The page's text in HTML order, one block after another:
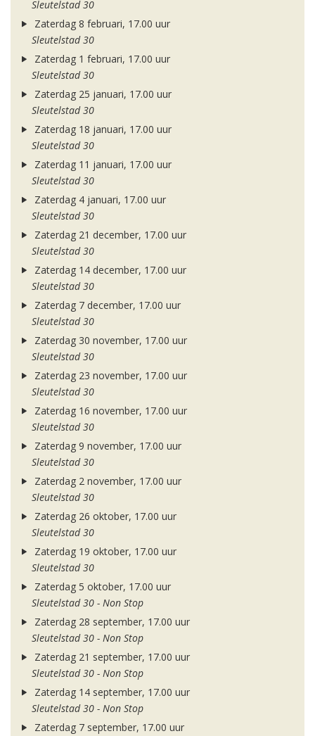
Sleutelstad 30
Zaterdag 8 februari, 17.00 uur
Sleutelstad 30
Zaterdag 1 februari, 17.00 uur
Sleutelstad 30
Zaterdag 25 januari, 17.00 uur
Sleutelstad 30
Zaterdag 18 januari, 17.00 uur
Sleutelstad 30
Zaterdag 11 januari, 17.00 uur
Sleutelstad 30
Zaterdag 4 januari, 17.00 uur
Sleutelstad 30
Zaterdag 21 december, 17.00 uur
Sleutelstad 30
Zaterdag 14 december, 17.00 uur
Sleutelstad 30
Zaterdag 7 december, 17.00 uur
Sleutelstad 30
Zaterdag 30 november, 17.00 uur
Sleutelstad 30
Zaterdag 23 november, 17.00 uur
Sleutelstad 30
Zaterdag 16 november, 17.00 uur
Sleutelstad 30
Zaterdag 9 november, 17.00 uur
Sleutelstad 30
Zaterdag 2 november, 17.00 uur
Sleutelstad 30
Zaterdag 26 oktober, 17.00 uur
Sleutelstad 30
Zaterdag 19 oktober, 17.00 uur
Sleutelstad 30
Zaterdag 5 oktober, 17.00 uur
Sleutelstad 30 - Non Stop
Zaterdag 28 september, 17.00 uur
Sleutelstad 30 - Non Stop
Zaterdag 21 september, 17.00 uur
Sleutelstad 30 - Non Stop
Zaterdag 14 september, 17.00 uur
Sleutelstad 30 - Non Stop
Zaterdag 7 september, 17.00 uur